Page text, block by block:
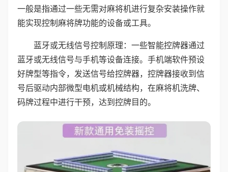
一般是指通过一些无需对麻将机进行复杂安装操作就
能实现控制麻将牌功能的设备或工具。
蓝牙或无线信号控制原理：一些智能控牌器通过
蓝牙或无线信号与手机等设备连接。手机端软件预设
好牌型等指令，发送信号给控牌器，控牌器接收到信
号后驱动内部微型电机或机械结构，在麻将机洗牌、
码牌过程中进行干预，达到控牌目的。